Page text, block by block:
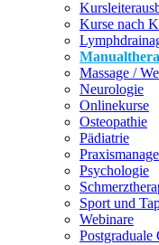
Kurse nach
Massage /
Neurologie
Onlinekurse
Osteopathie
Pädiatrie
Psychologie
Sport und
Webinare
Postgraduale